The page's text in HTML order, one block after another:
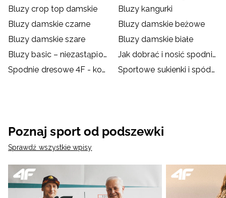
Bluzy crop top damskie
Bluzy kangurki
Bluzy damskie czarne
Bluzy damskie beżowe
Bluzy damskie szare
Bluzy damskie białe
Bluzy basic – niezastąpione na chłodne wieczory!
Jak dobrać i nosić spodnie dresowe?
Spodnie dresowe 4F - kompendium
Sportowe sukienki i spódnice – jak je nosić?
Poznaj sport od podszewki
Sprawdź wszystkie wpisy